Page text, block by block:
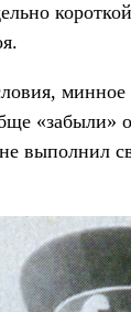
«забыли»
выполнил